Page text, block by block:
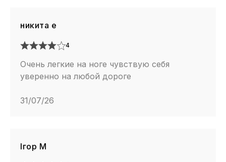
никита е
4
Очень легкие на ноге чувствую себя
уверенно на любой дороге
31/07/26
Ігор М